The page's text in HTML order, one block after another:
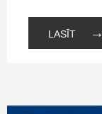
LASĪT →